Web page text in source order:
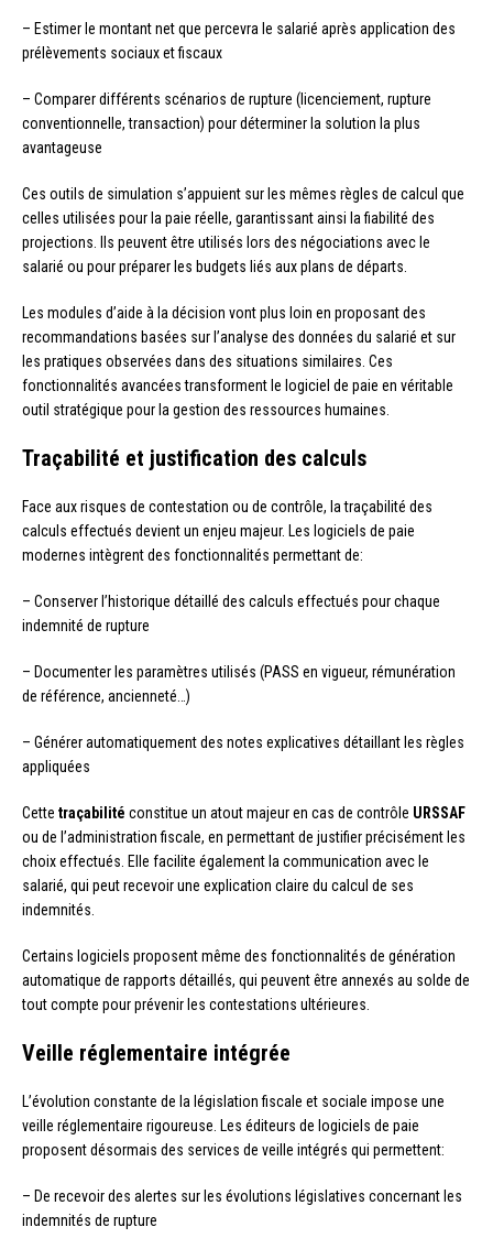
– Estimer le montant net que percevra le salarié après application des
prélèvements sociaux et fiscaux
– Comparer différents scénarios de rupture (licenciement, rupture
conventionnelle, transaction) pour déterminer la solution la plus
avantageuse
Ces outils de simulation s’appuient sur les mêmes règles de calcul que
celles utilisées pour la paie réelle, garantissant ainsi la fiabilité des
projections. Ils peuvent être utilisés lors des négociations avec le
salarié ou pour préparer les budgets liés aux plans de départs.
Les modules d’aide à la décision vont plus loin en proposant des
recommandations basées sur l’analyse des données du salarié et sur
les pratiques observées dans des situations similaires. Ces
fonctionnalités avancées transforment le logiciel de paie en véritable
outil stratégique pour la gestion des ressources humaines.
Traçabilité et justification des calculs
Face aux risques de contestation ou de contrôle, la traçabilité des
calculs effectués devient un enjeu majeur. Les logiciels de paie
modernes intègrent des fonctionnalités permettant de:
– Conserver l’historique détaillé des calculs effectués pour chaque
indemnité de rupture
– Documenter les paramètres utilisés (PASS en vigueur, rémunération
de référence, ancienneté…)
– Générer automatiquement des notes explicatives détaillant les règles
appliquées
Cette traçabilité constitue un atout majeur en cas de contrôle URSSAF
ou de l’administration fiscale, en permettant de justifier précisément les
choix effectués. Elle facilite également la communication avec le
salarié, qui peut recevoir une explication claire du calcul de ses
indemnités.
Certains logiciels proposent même des fonctionnalités de génération
automatique de rapports détaillés, qui peuvent être annexés au solde de
tout compte pour prévenir les contestations ultérieures.
Veille réglementaire intégrée
L’évolution constante de la législation fiscale et sociale impose une
veille réglementaire rigoureuse. Les éditeurs de logiciels de paie
proposent désormais des services de veille intégrés qui permettent:
– De recevoir des alertes sur les évolutions législatives concernant les
indemnités de rupture